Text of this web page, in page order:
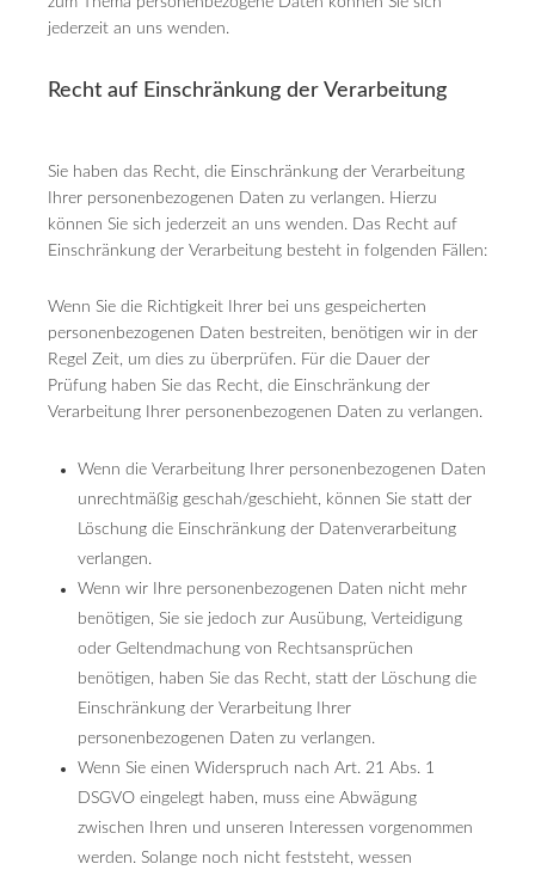
jederzeit an uns wenden.
Recht auf Einschränkung der Verarbeitung
Sie haben das Recht, die Einschränkung der Verarbeitung
Ihrer personenbezogenen Daten zu verlangen. Hierzu
können Sie sich jederzeit an uns wenden. Das Recht auf
Einschränkung der Verarbeitung besteht in folgenden Fällen:
Wenn Sie die Richtigkeit Ihrer bei uns gespeicherten
personenbezogenen Daten bestreiten, benötigen wir in der
Regel Zeit, um dies zu überprüfen. Für die Dauer der
Prüfung haben Sie das Recht, die Einschränkung der
Verarbeitung Ihrer personenbezogenen Daten zu verlangen.
Wenn die Verarbeitung Ihrer personenbezogenen Daten
unrechtmäßig geschah/geschieht, können Sie statt der
Löschung die Einschränkung der Datenverarbeitung
verlangen.
Wenn wir Ihre personenbezogenen Daten nicht mehr
benötigen, Sie sie jedoch zur Ausübung, Verteidigung
oder Geltendmachung von Rechtsansprüchen
benötigen, haben Sie das Recht, statt der Löschung die
Einschränkung der Verarbeitung Ihrer
personenbezogenen Daten zu verlangen.
Wenn Sie einen Widerspruch nach Art. 21 Abs. 1
DSGVO eingelegt haben, muss eine Abwägung
zwischen Ihren und unseren Interessen vorgenommen
werden. Solange noch nicht feststeht, wessen